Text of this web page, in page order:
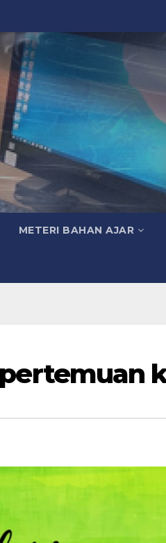
METERI BAHAN AJAR